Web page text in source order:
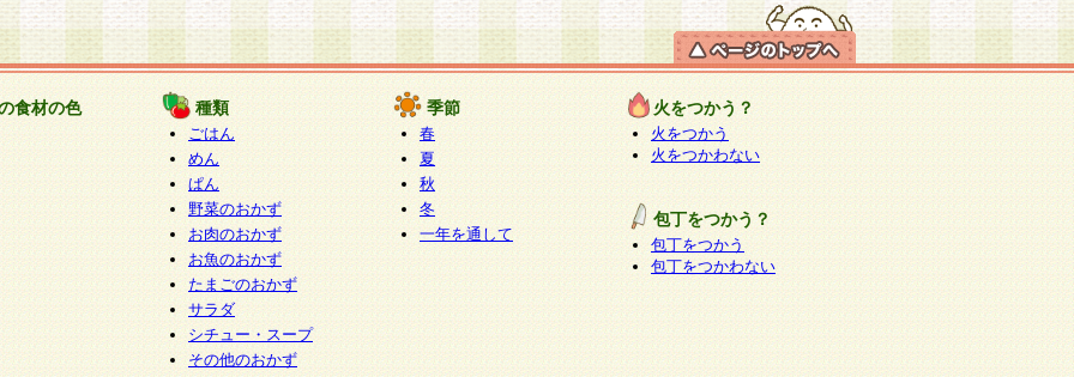
食材の色 種類
ごはん
めん
ぱん
野菜のおかず
お肉のおかず
お魚のおかず
たまごのおかず
サラダ
シチュー・スープ
その他のおかず
季節
春
夏
秋
冬
一年を通して
火をつかう？
火をつかう
火をつかわない
包丁をつかう？
包丁をつかう
包丁をつかわない